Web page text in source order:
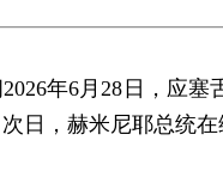
年6月28日，应
日，赫米尼耶总统在